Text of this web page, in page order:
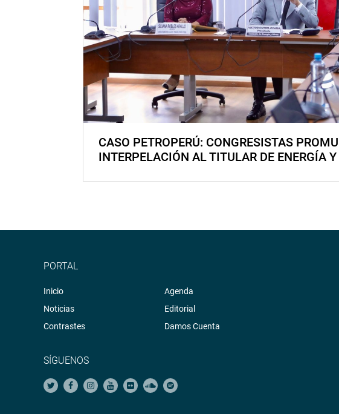
CASO PETROPERÚ: CONGRESISTAS
INTERPELACIÓN AL TITULAR DE ENERGÍA
PORTAL
Inicio
Noticias
Contrastes
Agenda
Editorial
Damos Cuenta
SÍGUENOS